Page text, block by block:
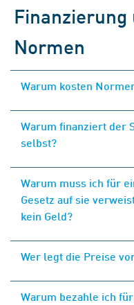
Finanzierung
Normen
Warum kosten
Warum finanziert der
selbst?
Warum muss ich für
Gesetz auf sie
kein Geld?
Wer legt die Preise
Warum bezahle ich